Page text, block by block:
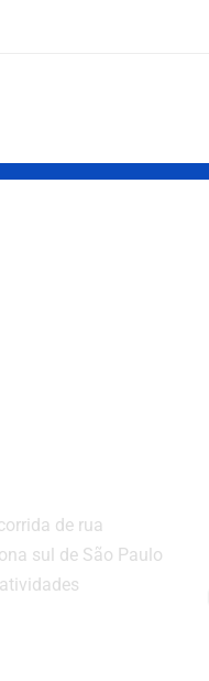
de rua
sul de São Paulo